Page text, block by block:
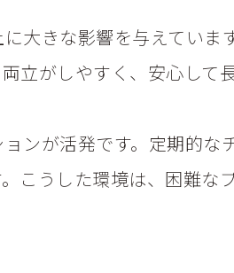
大きな影響を与えていま
がしやすく、安心して
ンが活発です。定期的な
こうした環境は、困難な